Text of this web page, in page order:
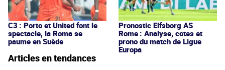
C3 : Porto et United font le
spectacle, la Roma se
paume en Suède
Pronostic Elfsborg AS
Rome : Analyse, cotes et
prono du match de Ligue
Europa
Articles en tendances